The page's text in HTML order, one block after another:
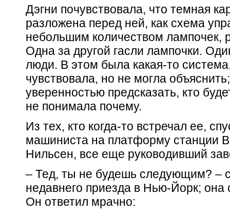
Дэгни почувствовала, что темная
разложена перед ней, как схема
небольшим количеством лампочек,
Одна за другой гасли лампочки.
люди. В этом была какая-то
чувствовала, но не могла
уверенностью предсказать, кто
не понимала почему.
Из тех, кто когда-то встречал ее,
машиниста на платформу станции
Нильсен, все еще руководивший
– Тед, ты не будешь следующим? –
недавнего приезда в Нью-Йорк; она
Он ответил мрачно: